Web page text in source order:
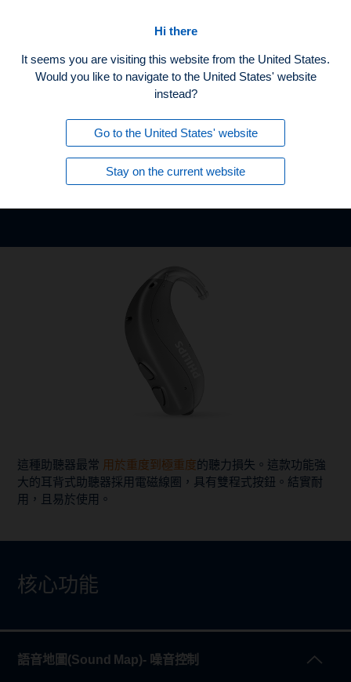
Hi there
It seems you are visiting this website from the United States.
Would you like to navigate to the United States' website
instead?
Go to the United States' website
Stay on the current website
功能強大的耳背式助聽器
這種助聽器最常 用於重度到極重度的聽力損失。這款功能強
大的耳背式助聽器採用電磁線圈，具有雙程式按鈕。結實耐
用，且易於使用。
核心功能
語音地圖(Sound Map)- 噪音控制